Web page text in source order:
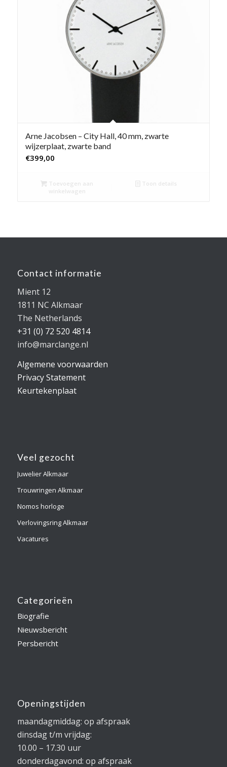
Arne Jacobsen – City Hall, 40 mm, zwarte
wijzerplaat, zwarte band
€399,00
Toevoegen aan
winkelwagen
Toon details
Contact informatie
Mient 12
1811 NC Alkmaar
The Netherlands
+31 (0) 72 520 4814
info@marclange.nl
Algemene voorwaarden
Privacy Statement
Keurtekenplaat
Veel gezocht
Juwelier Alkmaar
Trouwringen Alkmaar
Nomos horloge
Verlovingsring Alkmaar
Vacatures
Categorieën
Biografie
Nieuwsbericht
Persbericht
Openingstijden
maandagmiddag: op afspraak
dinsdag t/m vrijdag:
10.00 – 17.30 uur
donderdagavond: op afspraak